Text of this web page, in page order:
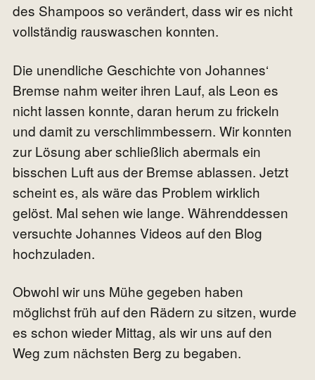
des Shampoos so verändert, dass wir es nicht
vollständig rauswaschen konnten.
Die unendliche Geschichte von Johannes‘
Bremse nahm weiter ihren Lauf, als Leon es
nicht lassen konnte, daran herum zu frickeln
und damit zu verschlimmbessern. Wir konnten
zur Lösung aber schließlich abermals ein
bisschen Luft aus der Bremse ablassen. Jetzt
scheint es, als wäre das Problem wirklich
gelöst. Mal sehen wie lange. Währenddessen
versuchte Johannes Videos auf den Blog
hochzuladen.
Obwohl wir uns Mühe gegeben haben
möglichst früh auf den Rädern zu sitzen, wurde
es schon wieder Mittag, als wir uns auf den
Weg zum nächsten Berg zu begaben.